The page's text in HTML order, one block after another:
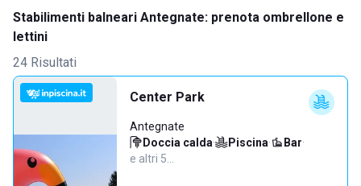
Stabilimenti balneari Antegnate: prenota ombrellone e
lettini
24 Risultati
Center Park
Antegnate
Doccia calda· Piscina· Bar·
e altri 5…